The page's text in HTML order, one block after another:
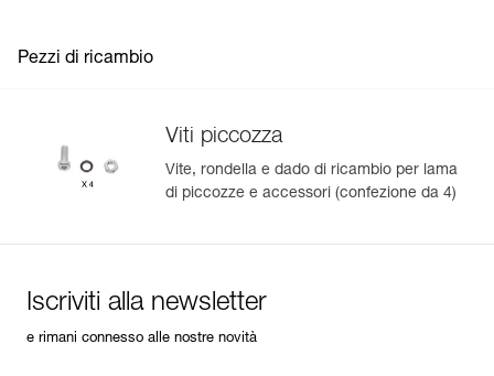
Pezzi di ricambio
Viti piccozza
Vite, rondella e dado di ricambio per lama
di piccozze e accessori (confezione da 4)
Iscriviti alla newsletter
e rimani connesso alle nostre novità